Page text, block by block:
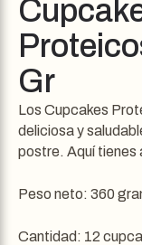
Gr
Los Cupcakes
deliciosa y
postre. Aquí tienes
Peso neto: 360
Cantidad: 12